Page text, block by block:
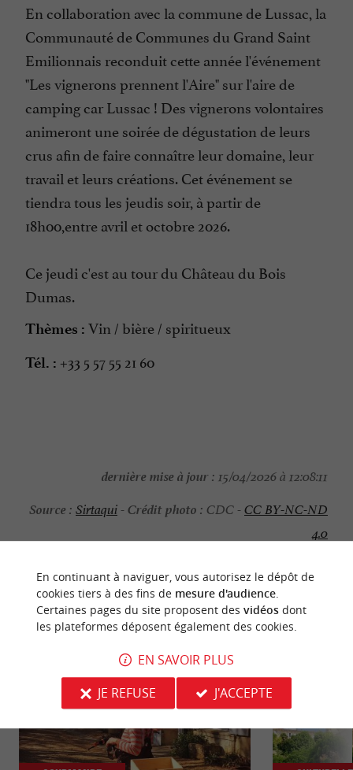
En collaboration avec la commune de Lussac, la
Communauté de Communes du Grand Saint
Emilionnais reconduit cette année l'événement
"Les vignerons prennent l'Aire" sur l'aire de
camping car Lussac ! Des vignerons volontaires
animeront une soirée de dégustation de leurs
crus afin de faire connaître leur domaine, leur
travail et leurs créations. Cet événement se
tiendra tous les jeudis soir, à partir de
18h00,entre avril et octobre 2026.
Ce jeudi c'est au tour du Château du Bois
Dumas.
Thèmes : Vin / bière / spiritueux
Tél. : +33 5 57 55 21 60
dernière mise à jour : 15/04/2026 à 12:08:11
Source : Sirtaqui-Crédit photo : CDC -CC BY-NC-ND
4.0
NOUS AVONS TESTÉPOUR VOUS
En continuant à naviguer, vous autorisez le dépôt de
cookies tiers à des fins de mesure d'audience.
Certaines pages du site proposent des vidéosdont
les plateformes déposent également des cookies.
EN SAVOIR PLUS
JE REFUSE
J'ACCEPTE